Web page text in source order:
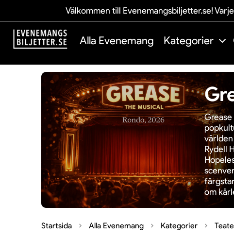
Välkommen till Evenemangsbiljetter.se!
Alla Evenemang Kategorier
Rydell
om
Startsida Alla Evenemang Kategorier